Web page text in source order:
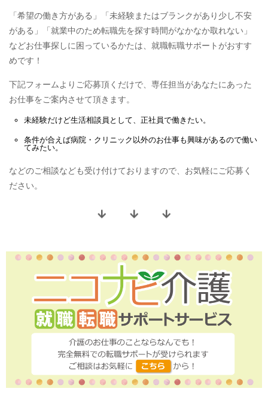
「希望の働き方がある」「未経験またはブランクがあり少し不安
がある」「就業中のため転職先を探す時間がなかなか取れない」
などお仕事探しに困っているかたは、就職転職サポートがおすす
めです！
下記フォームよりご応募頂くだけで、専任担当があなたにあった
お仕事をご案内させて頂きます。
未経験だけど生活相談員 として、 正社員で働きたい。
条件が合えば病院・クリニック 以外のお仕事も興味があるので働い
てみたい。
などのご相談なども受け付けておりますので、お気軽にご応募く
ださい。